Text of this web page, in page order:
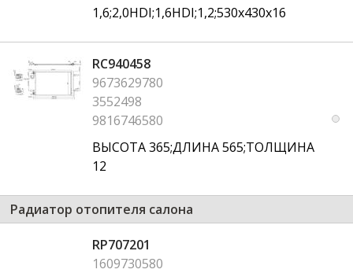
1,6;2,0HDI;1,6HDI;1,2;530x430x16
RC940458
9673629780
3552498
9816746580
ВЫСОТА 365;ДЛИНА 565;ТОЛЩИНА
12
Радиатор отопителя салона
RP707201
1609730580